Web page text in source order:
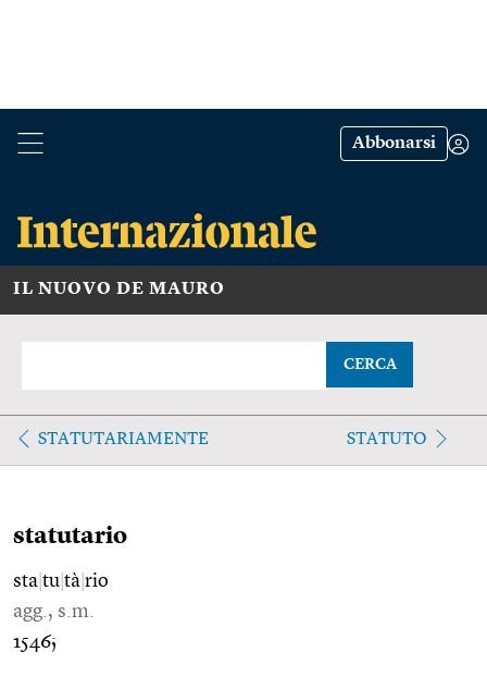
Abbonarsi
IL NUOVO DE MAURO
CERCA
STATUTARIAMENTE STATUTO
statutario
sta tu tà rio
agg., s.m.
1546;